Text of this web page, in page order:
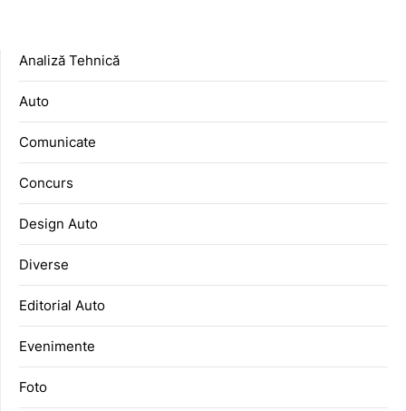
Analiză Tehnică
Auto
Comunicate
Concurs
Design Auto
Diverse
Editorial Auto
Evenimente
Foto